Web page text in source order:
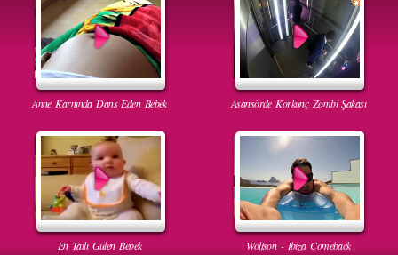
Anne Karnında Dans Eden Bebek Asansörde Korkunç Zombi Şakası
En Tatlı Gülen Bebek Wolfson - Ibiza Comeback